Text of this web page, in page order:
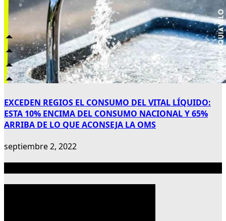
EXCEDEN REGIOS EL CONSUMO DEL VITAL LÍQUIDO:
ESTA 10% ENCIMA DEL CONSUMO NACIONAL Y 65%
ARRIBA DE LO QUE ACONSEJA LA OMS
septiembre 2, 2022